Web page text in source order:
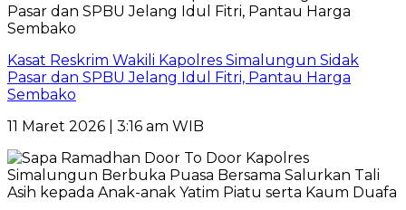
Kasat Reskrim Wakili Kapolres Simalungun Sidak
Pasar dan SPBU Jelang Idul Fitri, Pantau Harga
Sembako
11 Maret 2026 | 3:16 am WIB